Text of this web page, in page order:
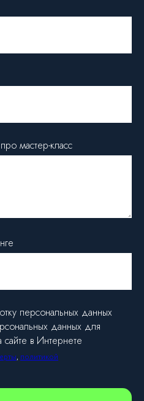
мастер-класс
персональных данных
данных для
сайте в Интернете
политикой